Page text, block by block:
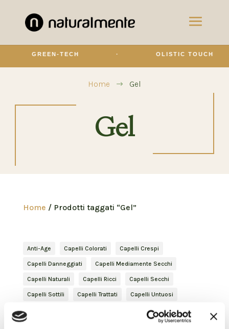
GREEN-TECH OLISTIC TOUCH
Home $ Gel
Gel
Home / Prodotti taggati “Gel”
Anti-Age Capelli Colorati Capelli Crespi
Capelli Danneggiati Capelli Mediamente Secchi
Capelli Naturali Capelli Ricci Capelli Secchi
Capelli Sottili Capelli Trattati Capelli Untuosi
Cute Arrossata
Detersione